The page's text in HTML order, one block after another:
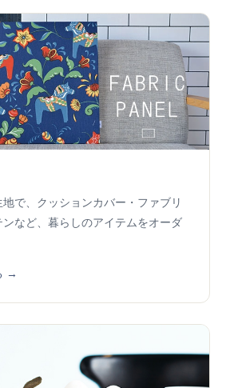
で、クッションカバー・ファブリ
など、暮らしのアイテムをオーダ
→